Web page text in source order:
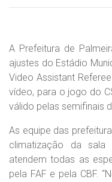
A Prefeitura de
ajustes do Estádio
Video Assistant
vídeo, para o jogo do
válido pelas semifinais
As equipe das
climatização da
atendem todas as
pela FAF e pela CBF.